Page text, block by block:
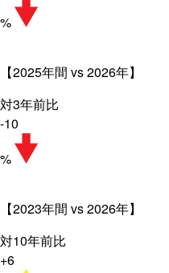
%
【2025年間 vs 2026年】
対3年前比
-10
%
【2023年間 vs 2026年】
対10年前比
+6